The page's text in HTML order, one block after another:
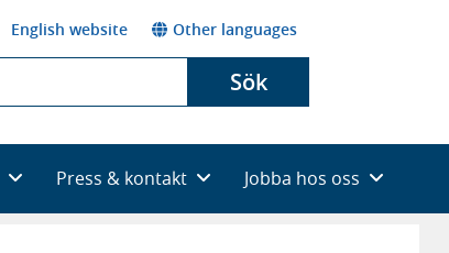
English website Other languages
Sök
Press & kontakt Jobba hos oss